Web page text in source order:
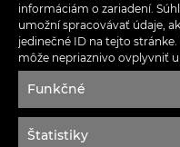
informáciám o zariadení.
umožní spracovávať údaje,
jedinečné ID na tejto
môže nepriaznivo ovplyvniť
Funkčné
Štatistiky